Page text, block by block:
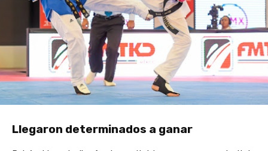
Llegaron determinados a ganar